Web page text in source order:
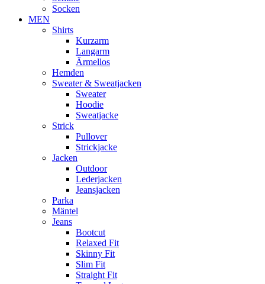
Socken
MEN
Shirts
Kurzarm
Langarm
Ärmellos
Hemden
Sweater & Sweatjacken
Sweater
Hoodie
Sweatjacke
Strick
Pullover
Strickjacke
Jacken
Outdoor
Lederjacken
Jeansjacken
Parka
Mäntel
Jeans
Bootcut
Relaxed Fit
Skinny Fit
Slim Fit
Straight Fit